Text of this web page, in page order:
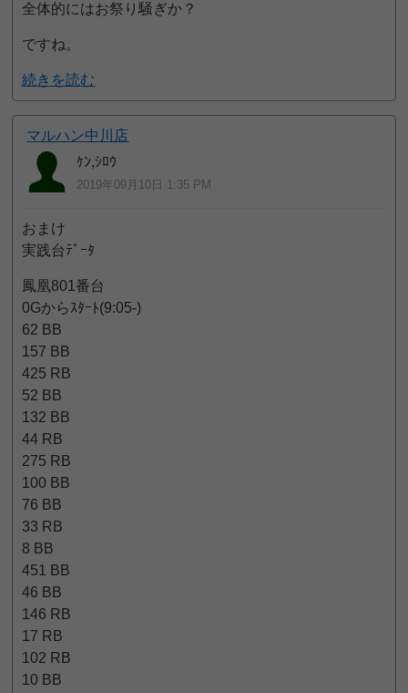
全体的にはお祭り騒ぎか？
ですね。
続きを読む
マルハン中川店
ｹﾝ,ｼﾛｳ
2019年09月10日 1:35 PM
おまけ
実践台ﾃﾞｰﾀ
鳳凰801番台
0Gからｽﾀｰﾄ(9:05-)
62 BB
157 BB
425 RB
52 BB
132 BB
44 RB
275 RB
100 BB
76 BB
33 RB
8 BB
451 BB
46 BB
146 RB
17 RB
102 RB
10 BB